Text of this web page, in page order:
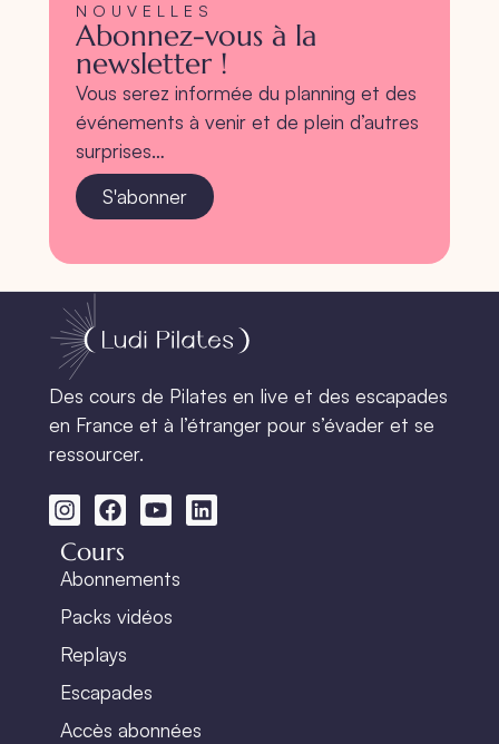
NOUVELLES
Abonnez-vous à la
newsletter !
Vous serez informée du planning et des
événements à venir et de plein d’autres
surprises…
S'abonner
Des cours de Pilates en live et des escapades
en France et à l’étranger pour s’évader et se
ressourcer.
Cours
Abonnements
Packs vidéos
Replays
Escapades
Accès abonnées